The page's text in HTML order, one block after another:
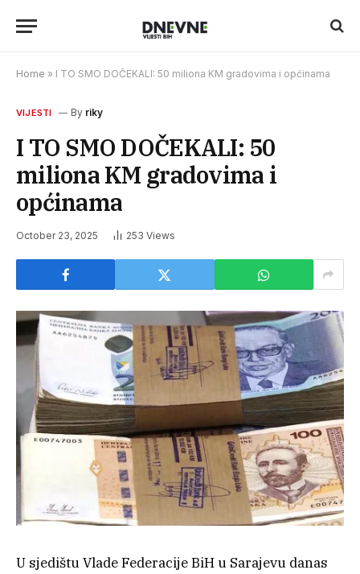
Home » I TO SMO DOČEKALI: 50 miliona KM gradovima i općinama
VIJESTI By riky
I TO SMO DOČEKALI: 50
miliona KM gradovima i
općinama
October 23, 2025 253 Views
U sjedištu Vlade Federacije BiH u Sarajevu danas